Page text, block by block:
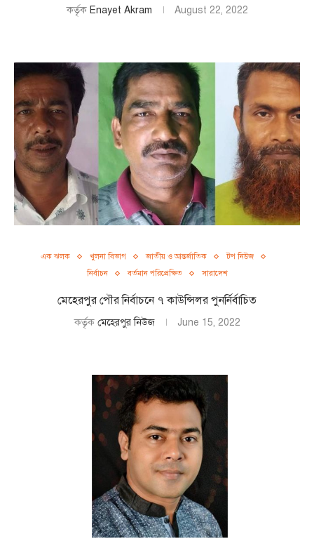
কর্তৃক Enayet Akram August 22, 2022
এক ঝলক খুলনা বিভাগ জাতীয় ও আন্তর্জাতিক
টপ নিউজ
নির্বাচন
বর্তমান পরিপ্রেক্ষিত সারাদেশ
মেহেরপুর পৌর নির্বাচনে ৭ কাউন্সিলর পুনর্নির্বাচিত
কর্তৃক মেহেরপুর নিউজ June 15, 2022